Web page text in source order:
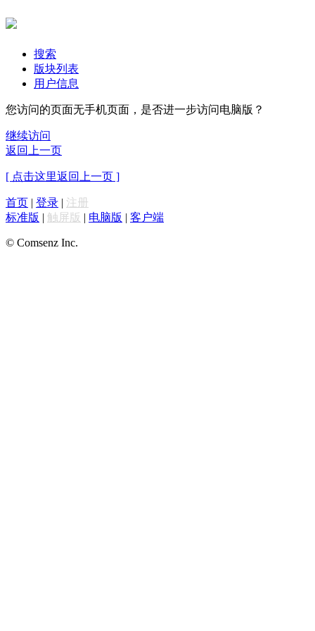
搜索
版块列表
用户信息
您访问的页面无手机页面，是否进一步访问电脑版？
继续访问
返回上一页
[ 点击这里返回上一页 ]
首页 | 登录 | 注册
标准版 | 触屏版 | 电脑版 | 客户端
© Comsenz Inc.